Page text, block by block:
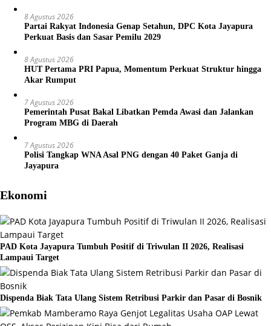
8 Agustus 2026
Partai Rakyat Indonesia Genap Setahun, DPC Kota Jayapura
Perkuat Basis dan Sasar Pemilu 2029
8 Agustus 2026
HUT Pertama PRI Papua, Momentum Perkuat Struktur hingga
Akar Rumput
7 Agustus 2026
Pemerintah Pusat Bakal Libatkan Pemda Awasi dan Jalankan
Program MBG di Daerah
7 Agustus 2026
Polisi Tangkap WNA Asal PNG dengan 40 Paket Ganja di
Jayapura
Ekonomi
PAD Kota Jayapura Tumbuh Positif di Triwulan II 2026, Realisasi
Lampaui Target
Dispenda Biak Tata Ulang Sistem Retribusi Parkir dan Pasar di Bosnik